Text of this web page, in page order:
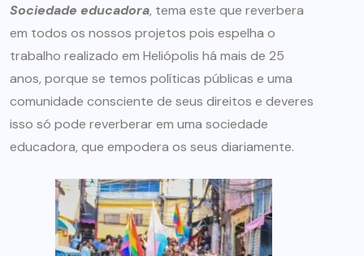
Sociedade educadora, tema este que reverbera
em todos os nossos projetos pois espelha o
trabalho realizado em Heliópolis há mais de 25
anos, porque se temos políticas públicas e uma
comunidade consciente de seus direitos e deveres
isso só pode reverberar em uma sociedade
educadora, que empodera os seus diariamente.